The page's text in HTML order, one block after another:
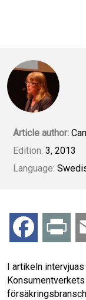
Article author:
Edition: 3, 2013
Language:
c i
I artikeln